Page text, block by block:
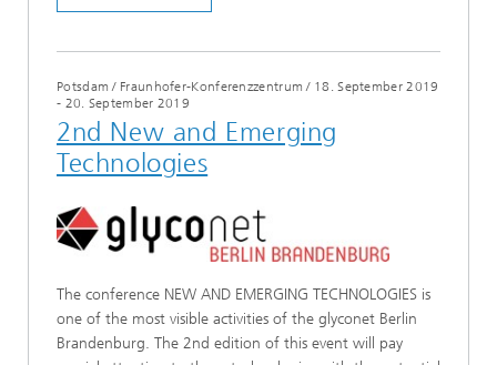
Potsdam / Fraunhofer-Konferenzzentrum / 18. September 2019
- 20. September 2019
2nd New and Emerging
Technologies
The conference NEW AND EMERGING TECHNOLOGIES is
one of the most visible activities of the glyconet Berlin
Brandenburg. The 2nd edition of this event will pay